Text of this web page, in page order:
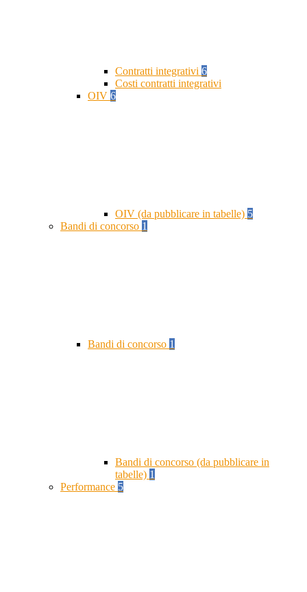
Contratti integrativi 6
Costi contratti integrativi
OIV 6
OIV (da pubblicare in tabelle) 5
Bandi di concorso 1
Bandi di concorso 1
Bandi di concorso (da pubblicare in
tabelle) 1
Performance 5